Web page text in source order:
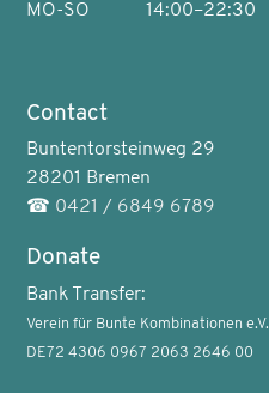
MO-SO 14:00–22:30
Contact
Buntentorsteinweg 29
28201 Bremen
☎ 0421 / 6849 6789
Donate
Bank Transfer:
Verein für Bunte Kombinationen e.V.
DE72 4306 0967 2063 2646 00